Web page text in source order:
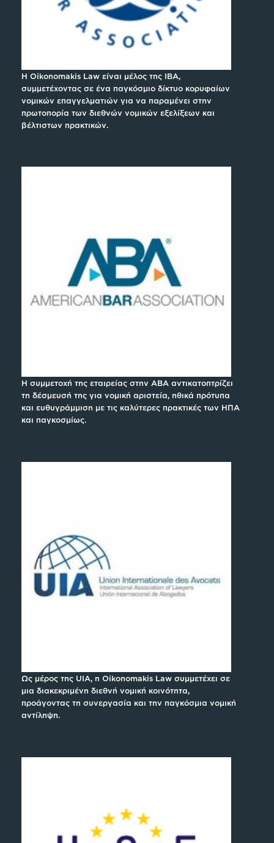
H Oikonomakis Law είναι μέλος της IBA,
συμμετέχοντας σε ένα παγκόσμιο δίκτυο κορυφαίων
νομικών επαγγελματιών για να παραμένει στην
πρωτοπορία των διεθνών νομικών εξελίξεων και
βέλτιστων πρακτικών.
Η συμμετοχή της εταιρείας στην ABA αντικατοπτρίζει
τη δέσμευσή της για νομική αριστεία, ηθικά πρότυπα
και ευθυγράμμιση με τις καλύτερες πρακτικές των ΗΠΑ
και παγκοσμίως.
Ως μέρος της UIA, η Oikonomakis Law συμμετέχει σε
μια διακεκριμένη διεθνή νομική κοινότητα,
προάγοντας τη συνεργασία και την παγκόσμια νομική
αντίληψη.